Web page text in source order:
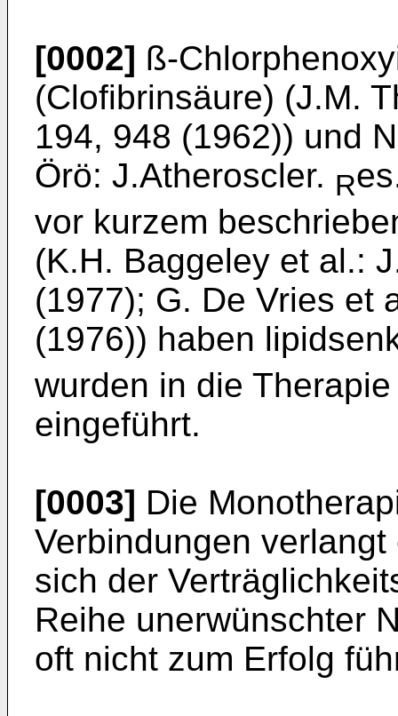
[0002] ß-
(Clofibrinsäure) (J.M.
194, 948 (1962)) und
Örö: J.Atheroscler. R
vor kurzem
(K.H. Baggeley et al.:
(1977); G. De Vries et
(1976)) haben
wurden in die
eingeführt.
[0003] Die
Verbindungen
sich der
Reihe unerwünschter
oft nicht zum Erfolg